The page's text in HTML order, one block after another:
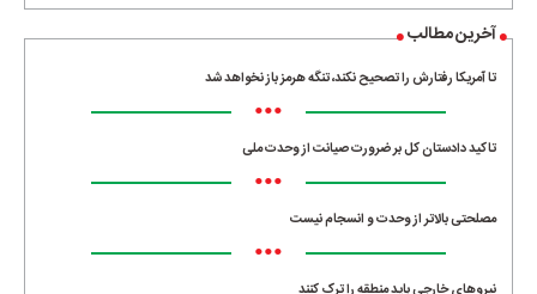
آخرین مطالب
تا آمریکا رفتارش را تصحیح نکند، تنگه هرمز باز نخواهد شد
•••
تاکید دادستان کل بر ضرورت صیانت از وحدت ملی
•••
مصلحتی بالاتر از وحدت و انسجام نیست
•••